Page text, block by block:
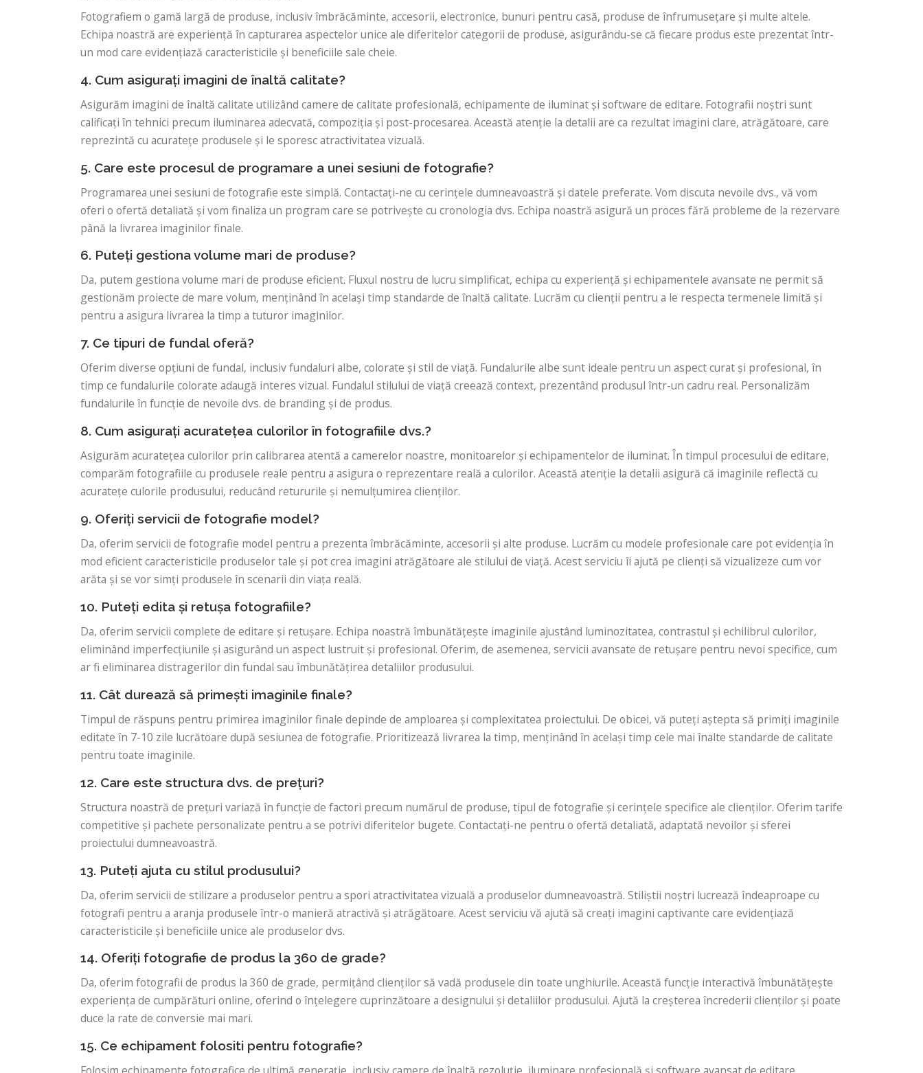
Fotografiem o gamă largă de produse, inclusiv îmbrăcăminte, accesorii, electronice, bunuri pentru casă, produse de înfrumusețare și multe altele.
Echipa noastră are experiență în capturarea aspectelor unice ale diferitelor categorii de produse, asigurându-se că fiecare produs este prezentat într-
un mod care evidențiază caracteristicile și beneficiile sale cheie.
4. Cum asigurați imagini de înaltă calitate?
Asigurăm imagini de înaltă calitate utilizând camere de calitate profesională, echipamente de iluminat și software de editare. Fotografii noștri sunt
calificați în tehnici precum iluminarea adecvată, compoziția și post-procesarea. Această atenție la detalii are ca rezultat imagini clare, atrăgătoare, care
reprezintă cu acuratețe produsele și le sporesc atractivitatea vizuală.
5. Care este procesul de programare a unei sesiuni de fotografie?
Programarea unei sesiuni de fotografie este simplă. Contactați-ne cu cerințele dumneavoastră și datele preferate. Vom discuta nevoile dvs., vă vom
oferi o ofertă detaliată și vom finaliza un program care se potrivește cu cronologia dvs. Echipa noastră asigură un proces fără probleme de la rezervare
până la livrarea imaginilor finale.
6. Puteți gestiona volume mari de produse?
Da, putem gestiona volume mari de produse eficient. Fluxul nostru de lucru simplificat, echipa cu experiență și echipamentele avansate ne permit să
gestionăm proiecte de mare volum, menținând în același timp standarde de înaltă calitate. Lucrăm cu clienții pentru a le respecta termenele limită și
pentru a asigura livrarea la timp a tuturor imaginilor.
7. Ce tipuri de fundal oferă?
Oferim diverse opțiuni de fundal, inclusiv fundaluri albe, colorate și stil de viață. Fundalurile albe sunt ideale pentru un aspect curat și profesional, în
timp ce fundalurile colorate adaugă interes vizual. Fundalul stilului de viață creează context, prezentând produsul într-un cadru real. Personalizăm
fundalurile în funcție de nevoile dvs. de branding și de produs.
8. Cum asigurați acuratețea culorilor în fotografiile dvs.?
Asigurăm acuratețea culorilor prin calibrarea atentă a camerelor noastre, monitoarelor și echipamentelor de iluminat. În timpul procesului de editare,
comparăm fotografiile cu produsele reale pentru a asigura o reprezentare reală a culorilor. Această atenție la detalii asigură că imaginile reflectă cu
acuratețe culorile produsului, reducând retururile și nemulțumirea clienților.
9. Oferiți servicii de fotografie model?
Da, oferim servicii de fotografie model pentru a prezenta îmbrăcăminte, accesorii și alte produse. Lucrăm cu modele profesionale care pot evidenția în
mod eficient caracteristicile produselor tale și pot crea imagini atrăgătoare ale stilului de viață. Acest serviciu îi ajută pe clienți să vizualizeze cum vor
arăta și se vor simți produsele în scenarii din viața reală.
10. Puteți edita și retușa fotografiile?
Da, oferim servicii complete de editare și retușare. Echipa noastră îmbunătățește imaginile ajustând luminozitatea, contrastul și echilibrul culorilor,
eliminând imperfecțiunile și asigurând un aspect lustruit și profesional. Oferim, de asemenea, servicii avansate de retușare pentru nevoi specifice, cum
ar fi eliminarea distragerilor din fundal sau îmbunătățirea detaliilor produsului.
11. Cât durează să primești imaginile finale?
Timpul de răspuns pentru primirea imaginilor finale depinde de amploarea și complexitatea proiectului. De obicei, vă puteți aștepta să primiți imaginile
editate în 7-10 zile lucrătoare după sesiunea de fotografie. Prioritizează livrarea la timp, menținând în același timp cele mai înalte standarde de calitate
pentru toate imaginile.
12. Care este structura dvs. de prețuri?
Structura noastră de prețuri variază în funcție de factori precum numărul de produse, tipul de fotografie și cerințele specifice ale clienților. Oferim tarife
competitive și pachete personalizate pentru a se potrivi diferitelor bugete. Contactați-ne pentru o ofertă detaliată, adaptată nevoilor și sferei
proiectului dumneavoastră.
13. Puteți ajuta cu stilul produsului?
Da, oferim servicii de stilizare a produselor pentru a spori atractivitatea vizuală a produselor dumneavoastră. Stiliștii noștri lucrează îndeaproape cu
fotografi pentru a aranja produsele într-o manieră atractivă și atrăgătoare. Acest serviciu vă ajută să creați imagini captivante care evidențiază
caracteristicile și beneficiile unice ale produselor dvs.
14. Oferiți fotografie de produs la 360 de grade?
Da, oferim fotografii de produs la 360 de grade, permițând clienților să vadă produsele din toate unghiurile. Această funcție interactivă îmbunătățește
experiența de cumpărături online, oferind o înțelegere cuprinzătoare a designului și detaliilor produsului. Ajută la creșterea încrederii clienților și poate
duce la rate de conversie mai mari.
15. Ce echipament folositi pentru fotografie?